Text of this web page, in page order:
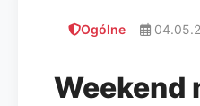
Ogólne
Weekend